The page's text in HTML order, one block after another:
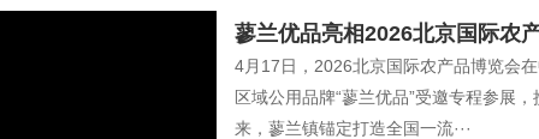
蓼兰优品亮相2026北京国际农
4月17日，2026北京国际农产品博览会
区域公用品牌“蓼兰优品”受邀专程参展
来，蓼兰镇锚定打造全国一流···